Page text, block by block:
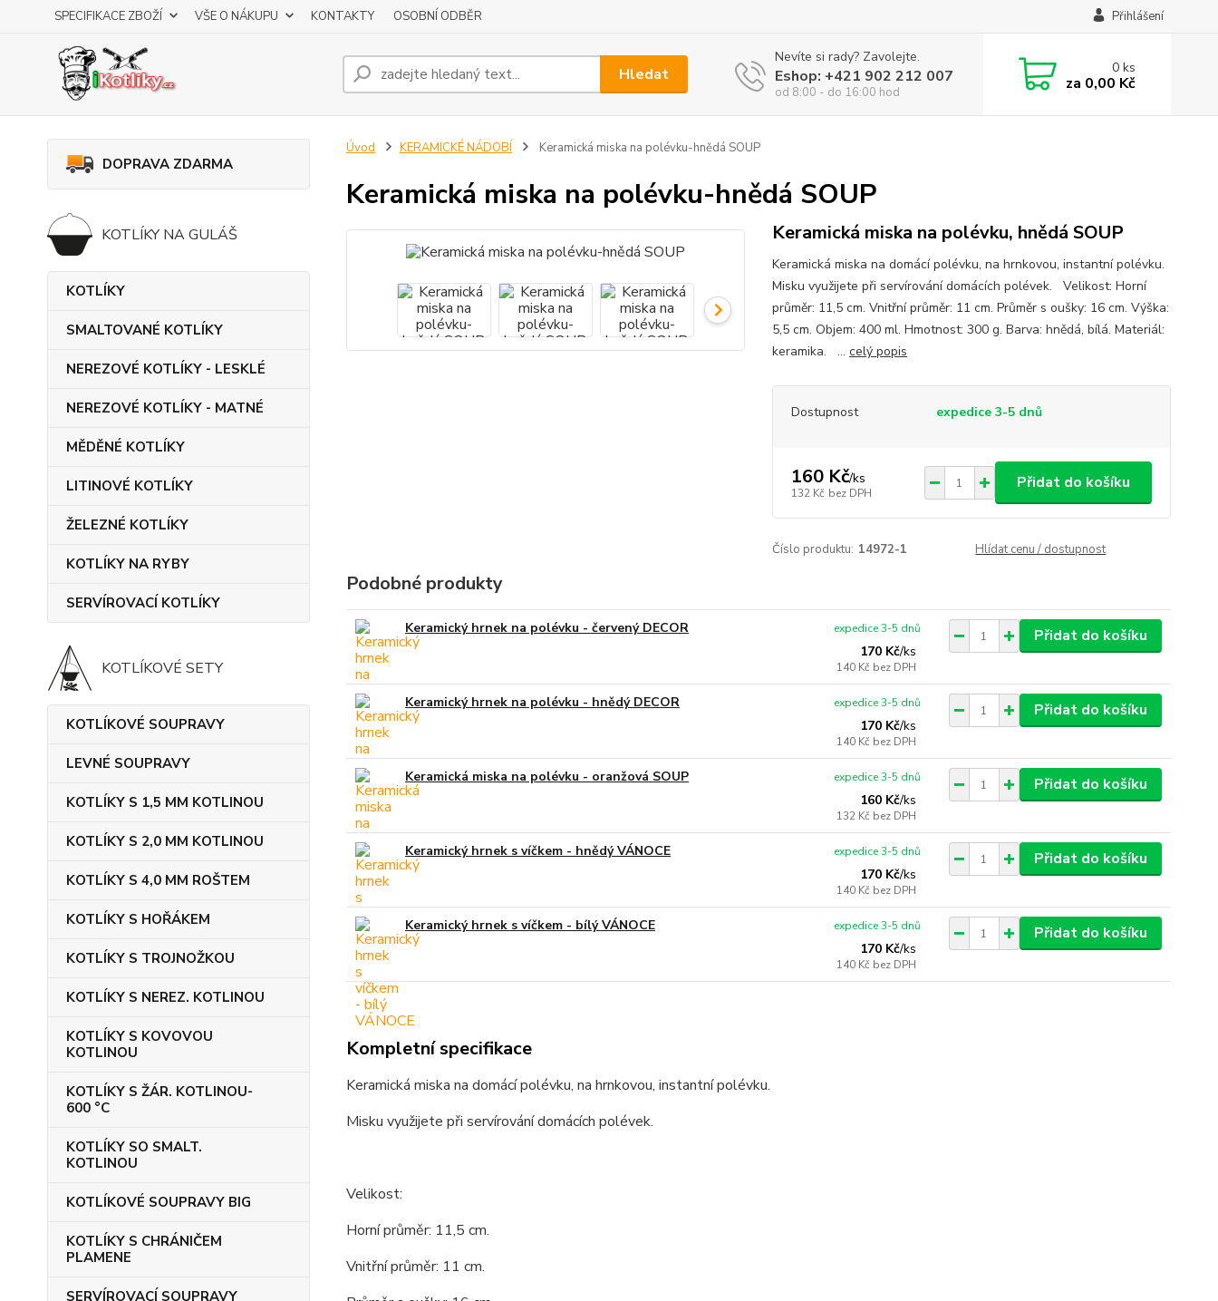
SPECIFIKACE ZBOŽÍ VŠE O NÁKUPU KONTAKTY OSOBNÍ ODBĚR Přihlášení
Hledat
Nevíte si rady? Zavolejte.
Eshop: +421 902 212 007
od 8:00 - do 16:00 hod
0ks
za 0,00 Kč
DOPRAVA ZDARMA
KOTLÍKY NA GULÁŠ
KOTLÍKY
SMALTOVANÉ KOTLÍKY
NEREZOVÉ KOTLÍKY - LESKLÉ
NEREZOVÉ KOTLÍKY - MATNÉ
MĚDĚNÉ KOTLÍKY
LITINOVÉ KOTLÍKY
ŽELEZNÉ KOTLÍKY
KOTLÍKY NA RYBY
SERVÍROVACÍ KOTLÍKY
KOTLÍKOVÉ SETY
KOTLÍKOVÉ SOUPRAVY
LEVNÉ SOUPRAVY
KOTLÍKY S 1,5 MM KOTLINOU
KOTLÍKY S 2,0 MM KOTLINOU
KOTLÍKY S 4,0 MM ROŠTEM
KOTLÍKY S HOŘÁKEM
KOTLÍKY S TROJNOŽKOU
KOTLÍKY S NEREZ. KOTLINOU
KOTLÍKY S KOVOVOU
KOTLINOU
KOTLÍKY S ŽÁR. KOTLINOU-
600 °C
KOTLÍKY SO SMALT.
KOTLINOU
KOTLÍKOVÉ SOUPRAVY BIG
KOTLÍKY S CHRÁNIČEM
PLAMENE
SERVÍROVACÍ SOUPRAVY
Úvod KERAMICKÉ NÁDOBÍ Keramická miska na polévku-hnědá SOUP
Keramická miska na polévku-hnědá SOUP
Keramická miska na polévku, hnědá SOUP
Keramická miska na domácí polévku, na hrnkovou, instantní polévku.
Misku využijete při servírování domácích polévek. Velikost: Horní
průměr: 11,5 cm. Vnitřní průměr: 11 cm. Průměr s oušky: 16 cm. Výška:
5,5 cm. Objem: 400 ml. Hmotnost: 300 g. Barva: hnědá, bílá. Materiál:
keramika. ... celý popis
Dostupnost expedice 3-5 dnů
160 Kč/ks
132 Kč bez DPH
Přidat do košíku
Číslo produktu: 14972-1 Hlídat cenu / dostupnost
Podobné produkty
Keramický hrnek na polévku - červený DECOR
170 Kč/ks
140 Kč bez DPH
expedice 3-5 dnů Přidat do košíku
Keramický hrnek na polévku - hnědý DECOR
170 Kč/ks
140 Kč bez DPH
expedice 3-5 dnů Přidat do košíku
Keramická miska na polévku - oranžová SOUP
160 Kč/ks
132 Kč bez DPH
expedice 3-5 dnů Přidat do košíku
Keramický hrnek s víčkem - hnědý VÁNOCE
170 Kč/ks
140 Kč bez DPH
expedice 3-5 dnů Přidat do košíku
Keramický hrnek s víčkem - bílý VÁNOCE
170 Kč/ks
140 Kč bez DPH
expedice 3-5 dnů Přidat do košíku
Kompletní specifikace
Keramická miska na domácí polévku, na hrnkovou, instantní polévku.
Misku využijete při servírování domácích polévek.
Velikost:
Horní průměr: 11,5 cm.
Vnitřní průměr: 11 cm.